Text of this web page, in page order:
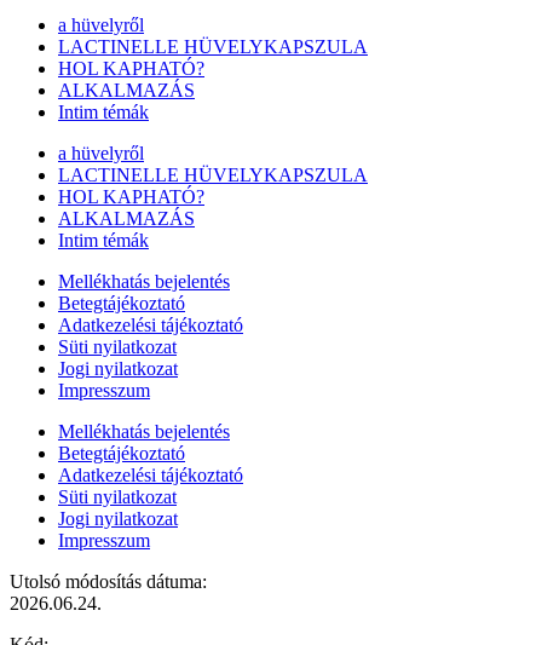
a hüvelyről
LACTINELLE HÜVELYKAPSZULA
HOL KAPHATÓ?
ALKALMAZÁS
Intim témák
a hüvelyről
LACTINELLE HÜVELYKAPSZULA
HOL KAPHATÓ?
ALKALMAZÁS
Intim témák
Mellékhatás bejelentés
Betegtájékoztató
Adatkezelési tájékoztató
Süti nyilatkozat
Jogi nyilatkozat
Impresszum
Mellékhatás bejelentés
Betegtájékoztató
Adatkezelési tájékoztató
Süti nyilatkozat
Jogi nyilatkozat
Impresszum
Utolsó módosítás dátuma:
2026.06.24.